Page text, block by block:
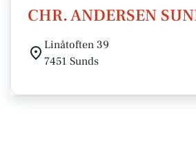
CHR. ANDERSEN
Linåtoften 39
7451 Sunds